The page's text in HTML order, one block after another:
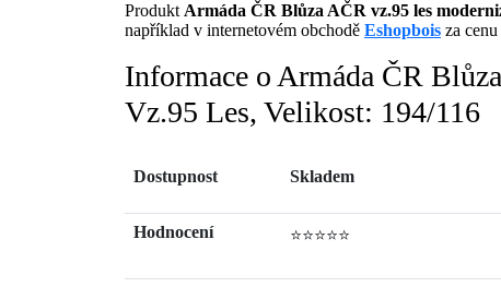
Produkt Armáda ČR Blůza AČR vz.95 les
například v internetovém obchodě Eshopbois za
Informace o Armáda ČR
Vz.95 Les, Velikost: 194/116
Dostupnost Skladem
Hodnocení ⭐⭐⭐⭐⭐